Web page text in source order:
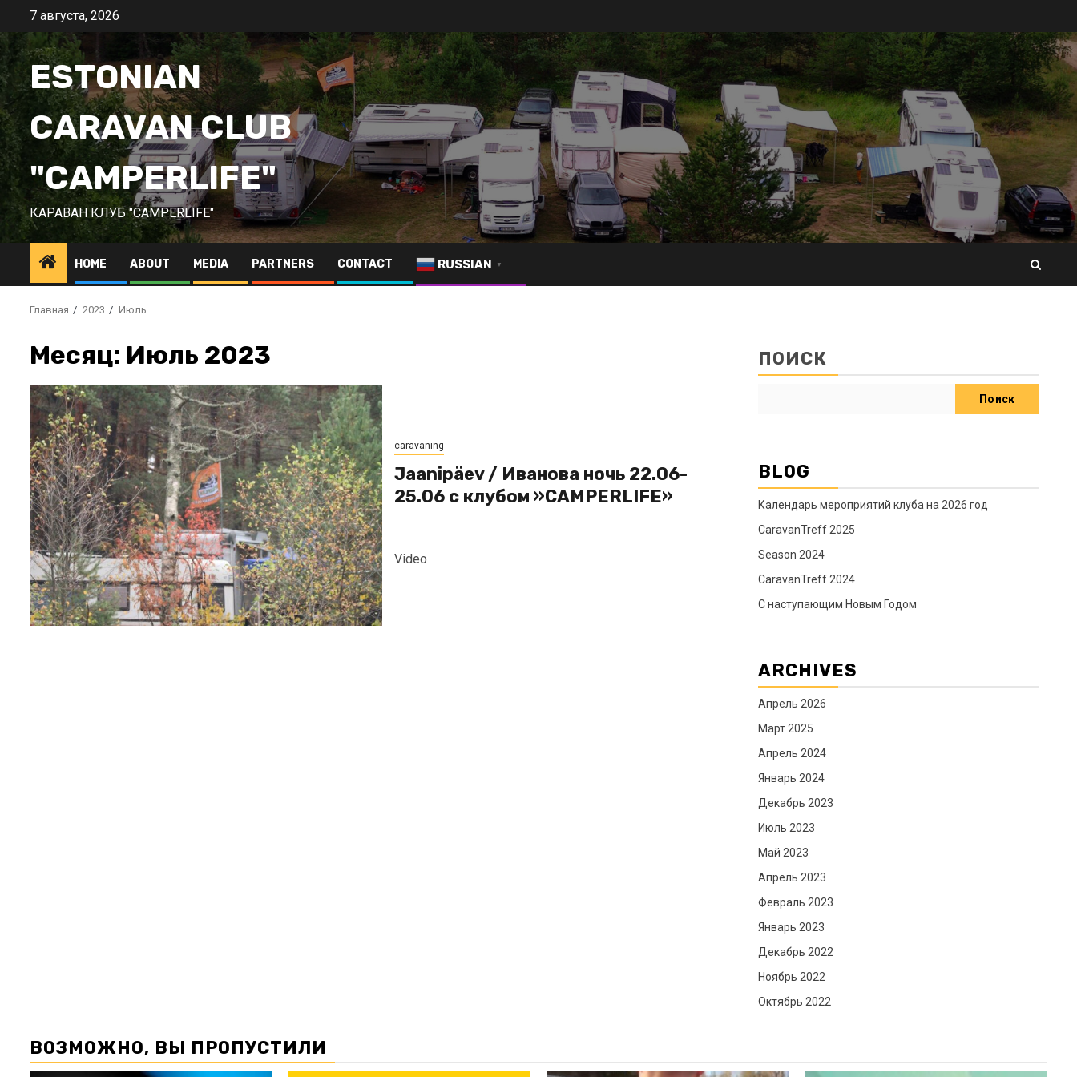
Перейти
содержимому
7 августа, 2026
ESTONIAN
CARAVAN CLUB
"CAMPERLIFE"
КАРАВАН КЛУБ "CAMPERLIFE"
HOME ABOUT MEDIA PARTNERS CONTACT RUSSIAN ▼
Главная 2023 Июль
Месяц: Июль 2023
caravaning
Jaanipäev / Иванова ночь 22.06-
25.06 с клубом »CAMPERLIFE»
Video
ПОИСК
Поиск
BLOG
Календарь мероприятий клуба на 2026 год
CaravanTreff 2025
Season 2024
CaravanTreff 2024
C наступающим Новым Годом
ARCHIVES
Апрель 2026
Март 2025
Апрель 2024
Январь 2024
Декабрь 2023
Июль 2023
Май 2023
Апрель 2023
Февраль 2023
Январь 2023
Декабрь 2022
Ноябрь 2022
Октябрь 2022
ВОЗМОЖНО, ВЫ ПРОПУСТИЛИ